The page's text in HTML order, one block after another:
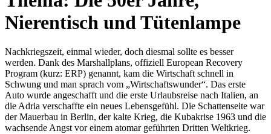
Nierentisch und Tütenlampe
Nachkriegszeit, einmal wieder, doch diesmal sollte es besser
werden. Dank des Marshallplans, offiziell European Recovery
Program (kurz: ERP) genannt, kam die Wirtschaft schnell in
Schwung und man sprach vom
Wirtschaftswunder . Das erste
Auto wurde angeschafft und die erste Urlaubsreise nach Italien, an
die Adria verschaffte ein neues Lebensgefühl. Die Schattenseite war
der Mauerbau in Berlin, der kalte Krieg, die Kubakrise 1963 und die
wachsende Angst vor einem atomar geführten Dritten Weltkrieg.